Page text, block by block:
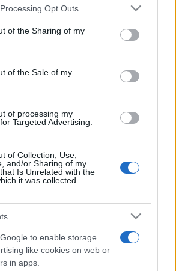
website/app uses one or more Google
or usage behaviour. You may click to
to Google and its third-party tags to
specified purposes in below Google
Opt Outs
of the Sharing of my
of the Sale of my
of processing my
Targeted Advertising.
of Collection, Use,
and/or Sharing of my
Is Unrelated with the
it was collected.
to enable storage
like cookies on web or
in apps.
át a Nemzeti Színházig. A három
illetve más különleges dokumentumok,
óriás kivetítőn követhető mozgó
részét képezi a Petőfi
év novemberéig
a látogatók
a regisztrációhoz kötött
bejárati szinten látogatható az
vált könyvtártörténeti kiállítás